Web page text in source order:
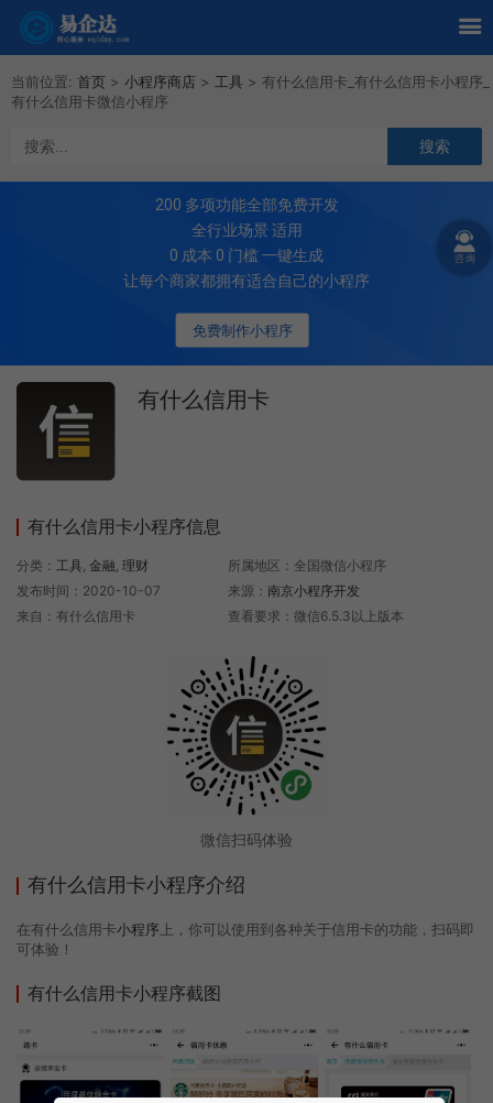
当前位置: 首页 > 小程序商店 > 工具 > 有什么信用卡_有什么信用卡小程序_
有什么信用卡微信小程序
免费制作小程序
200 多项功能全部免费开发
全行业场景 适用
0 成本 0 门槛 一键生成
让每个商家都拥有适合自己的小程序
有什么信用卡
有什么信用卡小程序信息
分类： 工具, 金融, 理财
发布时间：2020-10-07
来自：有什么信用卡
所属地区：全国微信小程序
来源： 南京小程序开发
查看要求：微信6.5.3以上版本
微信扫码体验
有什么信用卡小程序介绍
在有什么信用卡小程序 上，你可以使用到各种关于信用卡的功能，扫码即
可体验！
有什么信用卡小程序截图